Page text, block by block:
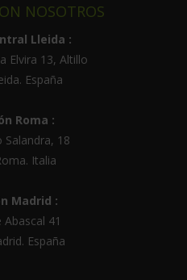
NOSOTROS
Lleida :
Elvira 13, Altillo
. España
Roma :
Salandra, 18
Italia
Madrid :
Abascal 41
. España